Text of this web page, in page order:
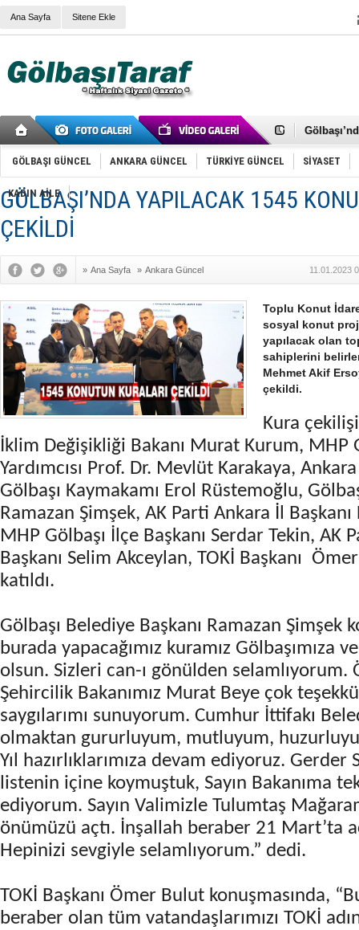
Ana Sayfa Sitene Ekle
Cemal
Samet
FAİZ
OLİMPİK
SÖZ
İNCEK
GÖLBAŞI GÜNCEL ANKARA GÜNCEL TÜRKİYE GÜNCEL SİYASET
KADIN AİLE
GÖLBAŞI’NDA YAPILACAK 1545
ÇEKİLDİ
» Ana Sayfa » Ankara Güncel 11.01.2023
Toplu Konut
sosyal konut
yapılacak olan
sahiplerini
Mehmet Akif
çekildi.
Kura
İklim Değişikliği Bakanı Murat Kurum, MHP
Yardımcısı Prof. Dr. Mevlüt Karakaya,
Gölbaşı Kaymakamı Erol Rüstemoğlu,
Ramazan Şimşek, AK Parti Ankara İl
MHP Gölbaşı İlçe Başkanı Serdar Tekin, AK
Başkanı Selim Akceylan, TOKİ Başkanı
katıldı.
Gölbaşı Belediye Başkanı Ramazan Şimşek
burada yapacağımız kuramız Gölbaşımıza
olsun. Sizleri can-ı gönülden selamlıyorum.
Şehircilik Bakanımız Murat Beye çok
saygılarımı sunuyorum. Cumhur İttifakı
olmaktan gururluyum, mutluyum,
Yıl hazırlıklarımıza devam ediyoruz.
listenin içine koymuştuk, Sayın Bakanıma
ediyorum. Sayın Valimizle Tulumtaş
önümüzü açtı. İnşallah beraber 21 Mart’ta
Hepinizi sevgiyle selamlıyorum.” dedi.
TOKİ Başkanı Ömer Bulut konuşmasında,
beraber olan tüm vatandaşlarımızı TOKİ